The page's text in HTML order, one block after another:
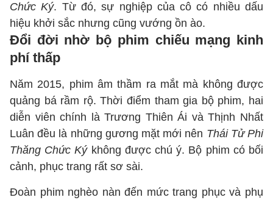
Chức Ký. Từ đó, sự nghiệp của cô có nhiều dấu
hiệu khởi sắc nhưng cũng vướng ồn ào.
Đổi đời nhờ bộ phim chiếu mạng kinh
phí thấp
Năm 2015, phim âm thầm ra mắt mà không được
quảng bá rầm rộ. Thời điểm tham gia bộ phim, hai
diễn viên chính là Trương Thiên Ái và Thịnh Nhất
Luân đều là những gương mặt mới nên Thái Tử Phi
Thăng Chức Kýkhông được chú ý. Bộ phim có bối
cảnh, phục trang rất sơ sài.
Đoàn phim nghèo nàn đến mức trang phục và phụ